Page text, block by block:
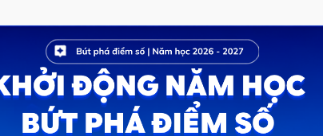
vật.
s).
thời gian nào đó bằng xung lượng của lực tác